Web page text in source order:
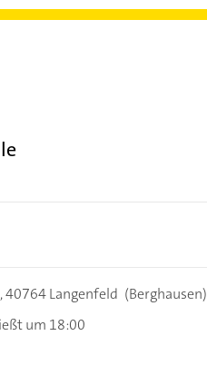
40764 Langenfeld (Berghausen)
um 18:00